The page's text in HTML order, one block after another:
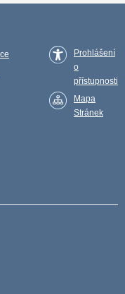
Prohlášení
o
přístupnosti
Mapa
Stránek